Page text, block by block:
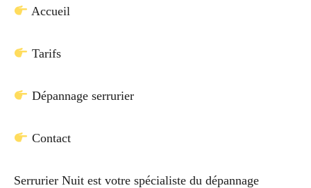
Accueil
Tarifs
Dépannage serrurier
Contact
Serrurier Nuit est votre spécialiste du dépannage